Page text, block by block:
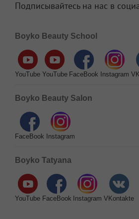
Подписывайтесь на нас в
Boyko Beauty School
YouTube YouTube FaceBook Instagram
Boyko Beauty Salon
FaceBook Instagram
Boyko Tatyana
YouTube FaceBook Instagram VKontakte